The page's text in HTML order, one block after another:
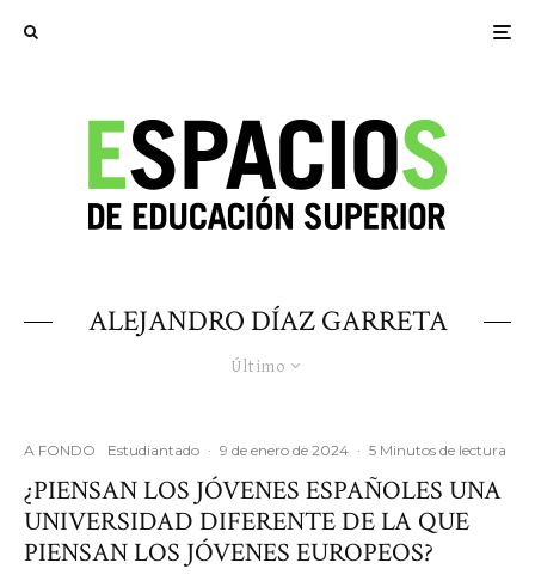
ALEJANDRO DÍAZ GARRETA
Último
A FONDO Estudiantado · 9 de enero de 2024 · 5 Minutos de lectura
¿PIENSAN LOS JÓVENES ESPAÑOLES UNA
UNIVERSIDAD DIFERENTE DE LA QUE
PIENSAN LOS JÓVENES EUROPEOS?